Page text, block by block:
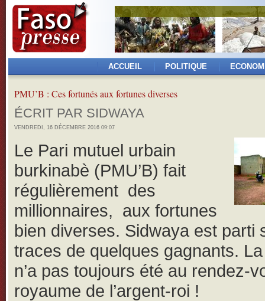
ACCUEIL POLITIQUE
PMU’B : Ces fortunés aux fortunes diverses
ÉCRIT PAR SIDWAYA
VENDREDI, 16 DÉCEMBRE 2016 09:07
Le Pari mutuel urbain
burkinabè (PMU’B) fait
régulièrement des
millionnaires, aux fortunes
bien diverses. Sidwaya est parti
traces de quelques gagnants.
n’a pas toujours été au rendez-
royaume de l’argent-roi !